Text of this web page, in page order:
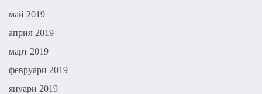
май 2019
април 2019
март 2019
февруари 2019
януари 2019